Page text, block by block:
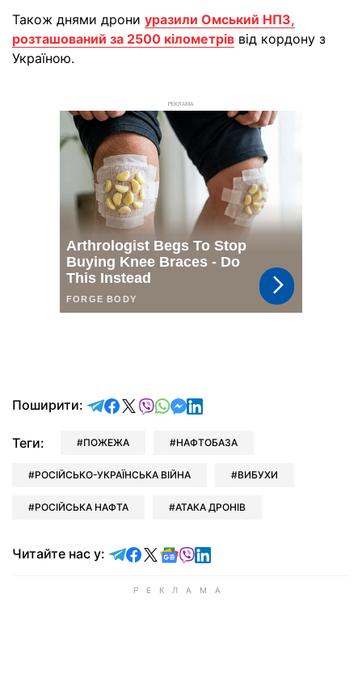
Також днями дрони уразили Омський НПЗ,
розташований за 2500 кілометрів від кордону з
Україною.
РЕКЛАМА
Поширити: відправити у Telegram
поділитись у Facebook
поділитись у X
відправити у Viber
відправити у Whatsapp
відправити у Messenger
відправити у LinkedIn
Теги: ПОЖЕЖА НАФТОБАЗА
РОСІЙСЬКО-УКРАЇНСЬКА ВІЙНА ВИБУХИ
РОСІЙСЬКА НАФТА АТАКА ДРОНІВ
Читайте нас у: Читайте у Telegram
Читайте у Facebook
Читайте у X
Читайте у Google news
Читайте у Viber
Читайте у LinkedIn